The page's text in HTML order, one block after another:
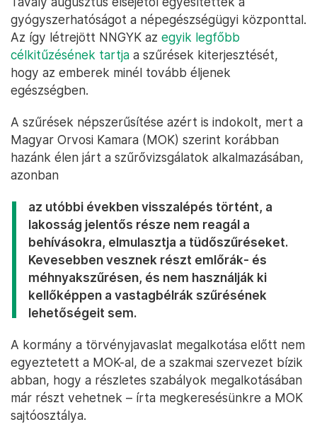
gyógyszerhatóságot a népegészségügyi központtal.
Az így létrejött NNGYK az egyik legfőbb
célkitűzésének tartja a szűrések kiterjesztését,
hogy az emberek minél tovább éljenek
egészségben.
A szűrések népszerűsítése azért is indokolt, mert a
Magyar Orvosi Kamara (MOK) szerint korábban
hazánk élen járt a szűrővizsgálatok alkalmazásában,
azonban
az utóbbi években visszalépés történt, a
lakosság jelentős része nem reagál a
behívásokra, elmulasztja a tüdőszűréseket.
Kevesebben vesznek részt emlőrák- és
méhnyakszűrésen, és nem használják ki
kellőképpen a vastagbélrák szűrésének
lehetőségeit sem.
A kormány a törvényjavaslat megalkotása előtt nem
egyeztetett a MOK-al, de a szakmai szervezet bízik
abban, hogy a részletes szabályok megalkotásában
már részt vehetnek – írta megkeresésünkre a MOK
sajtóosztálya.